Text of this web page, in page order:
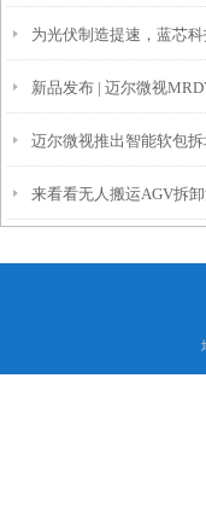
种引导技术
为光伏制造提速，蓝芯
篮上下料机器人
新品发布 | 迈尔微视
态避障相机S2
迈尔微视推出智能软包
2.0
来看看无人搬运AGV拆